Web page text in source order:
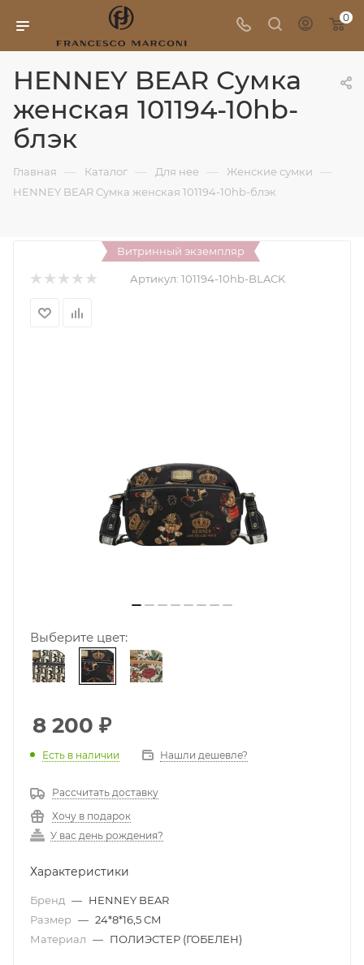
0
HENNEY BEAR Сумка
женская 101194-10hb-
блэк
Главная — Каталог — Для нее — Женские сумки —
HENNEY BEAR Сумка женская 101194-10hb-блэк
Витринный экземпляр
Артикул: 101194-10hb-BLACK
Выберите цвет:
8 200 ₽
Есть в наличии Нашли дешевле?
Рассчитать доставку
Хочу в подарок
У вас день рождения?
Характеристики
Бренд — HENNEY BEAR
Размер — 24*8*16,5 CM
Материал — ПОЛИЭСТЕР (ГОБЕЛЕН)